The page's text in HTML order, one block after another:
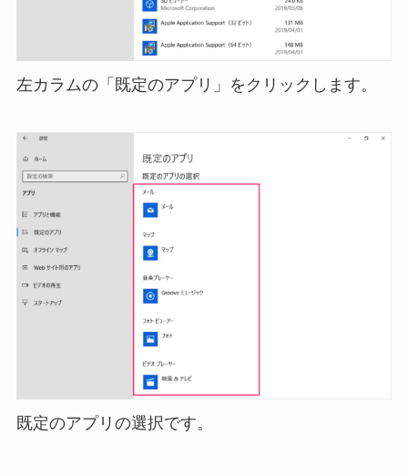
左カラムの「既定のアプリ」をクリックします。
既定のアプリの選択です。